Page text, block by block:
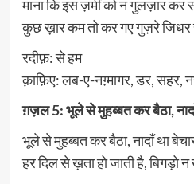
माना कि इस ज़मीं को न गुलज़ार कर
कुछ ख़ार कम तो कर गए गुज़रे जिधर
रदीफ़: से हम
क़ाफ़िए: लब-ए-नग़्मागर, डर, सहर,
ग़ज़ल 5: भूले से मुहब्बत कर बैठा, नादाँ
भूले से मुहब्बत कर बैठा, नादाँ था
हर दिल से ख़ता हो जाती है, बिगड़ो न